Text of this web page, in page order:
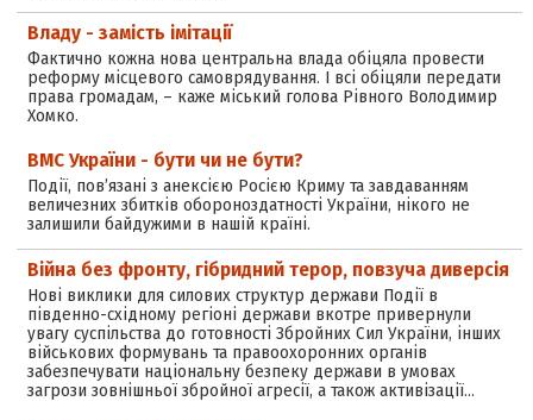
Владу - замість імітації
Фактично кожна нова центральна влада обіцяла провести
реформу місцевого самоврядування. І всі обіцяли передати
права громадам, – каже міський голова Рівного Володимир
Хомко.
ВМС України - бути чи не бути?
Події, пов’язані з анексією Росією Криму та завдаванням
величезних збитків обороноздатності України, нікого не
залишили байдужими в нашій країні.
Війна без фронту, гібридний терор, повзуча диверсія
Нові виклики для силових структур держави Події в
південно-східному регіоні держави вкотре привернули
увагу суспільства до готовності Збройних Сил України, інших
військових формувань та правоохоронних органів
забезпечувати національну безпеку держави в умовах
загрози зовнішньої збройної агресії, а також активізації…